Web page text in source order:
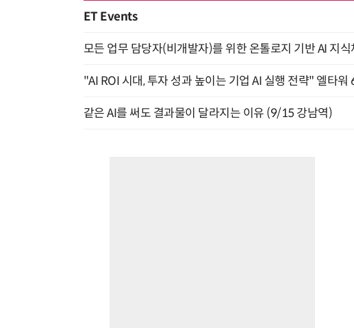
ET Events
모든 업무 담당자(비개발자)를 위한 온톨로지 기반 AI 지
"AI ROI 시대, 투자 성과 높이는 기업 AI 실행 전략" 엘타
같은 AI를 써도 결과물이 달라지는 이유 (9/15 강남역)